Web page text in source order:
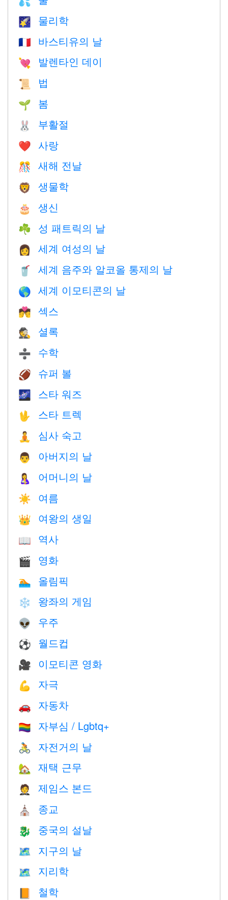
🌠 물리학
🇫🇷 바스티유의 날
💘 발렌타인 데이
📜 법
🌱 봄
🐰 부활절
❤️️ 사랑
🎊 새해 전날
🦁 생물학
🎂 생신
☘️ 성 패트릭의 날
👩 세계 여성의 날
🥤 세계 음주와 알코올 통제의 날
🌎 세계 이모티콘의 날
💏 섹스
🕵️ 셜록
➗ 수학
🏈 슈퍼 볼
🌌 스타 워즈
🖖 스타 트렉
🧘 심사 숙고
👨 아버지의 날
🤱 어머니의 날
☀️ 여름
👑 여왕의 생일
📖 역사
🎬 영화
🏊 올림픽
❄️ 왕좌의 게임
👽 우주
⚽ 월드컵
🎥 이모티콘 영화
💪 자극
🚗 자동차
🏳️‍🌈 자부심 / Lgbtq+
🚴 자전거의 날
🏡 재택 근무
🤵 제임스 본드
⛪️ 종교
🐉 중국의 설날
🗺️ 지구의 날
🗺 지리학
📙 철학